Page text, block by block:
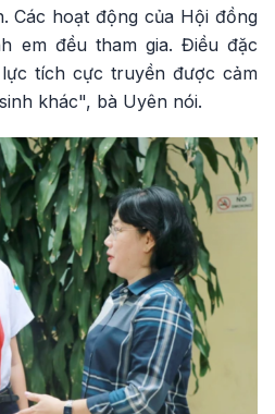
Các hoạt động của Hội đồng
em đều tham gia. Điều đặc
tích cực truyền được cảm
khác", bà Uyên nói.